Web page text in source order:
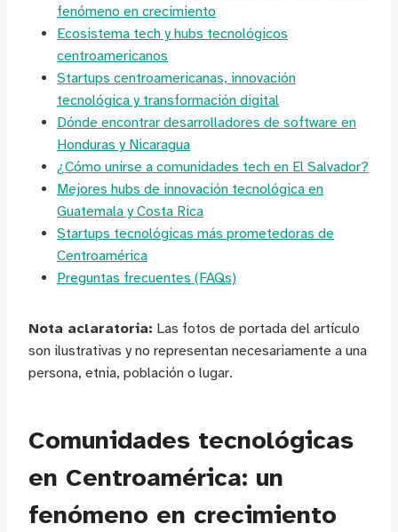
fenómeno en crecimiento
Ecosistema tech y hubs tecnológicos
centroamericanos
Startups centroamericanas, innovación
tecnológica y transformación digital
Dónde encontrar desarrolladores de software en
Honduras y Nicaragua
¿Cómo unirse a comunidades tech en El Salvador?
Mejores hubs de innovación tecnológica en
Guatemala y Costa Rica
Startups tecnológicas más prometedoras de
Centroamérica
Preguntas frecuentes (FAQs)
Nota aclaratoria: Las fotos de portada del artículo
son ilustrativas y no representan necesariamente a una
persona, etnia, población o lugar.
Comunidades tecnológicas
en Centroamérica: un
fenómeno en crecimiento